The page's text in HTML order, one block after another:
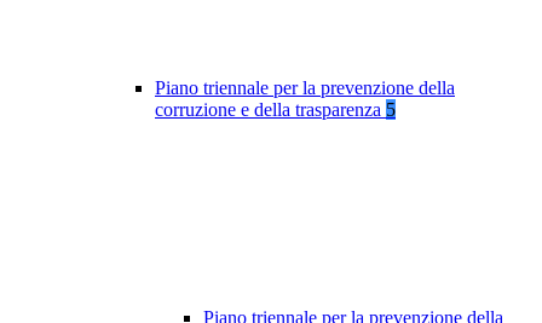
Piano triennale per la prevenzione della
corruzione e della trasparenza 5
Piano triennale per la prevenzione della